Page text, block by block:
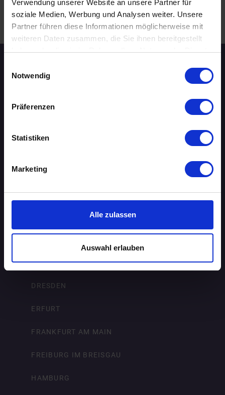
Verwendung unserer Website an unsere Partner für
soziale Medien, Werbung und Analysen weiter. Unsere
Partner führen diese Informationen möglicherweise mit
weiteren Daten zusammen, die Sie ihnen bereitgestellt
haben oder die sie im Rahmen Ihrer Nutzung der Dienste
Notwendig
Präferenzen
Statistiken
Marketing
Alle zulassen
Auswahl erlauben
WEITERE EVENTS IN MÜNSTER .
Speed-Dating Events
BERLIN
BIELEFELD
BRAUNSCHWEIG
DORTMUND
DRESDEN
ERFURT
FRANKFURT AM MAIN
FREIBURG IM BREISGAU
HAMBURG